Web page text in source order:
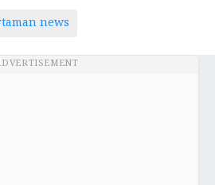
news